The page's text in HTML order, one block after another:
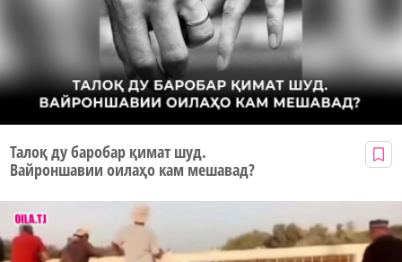
Талоқ ду баробар қимат шуд.
Вайроншавии оилаҳо кам мешавад?